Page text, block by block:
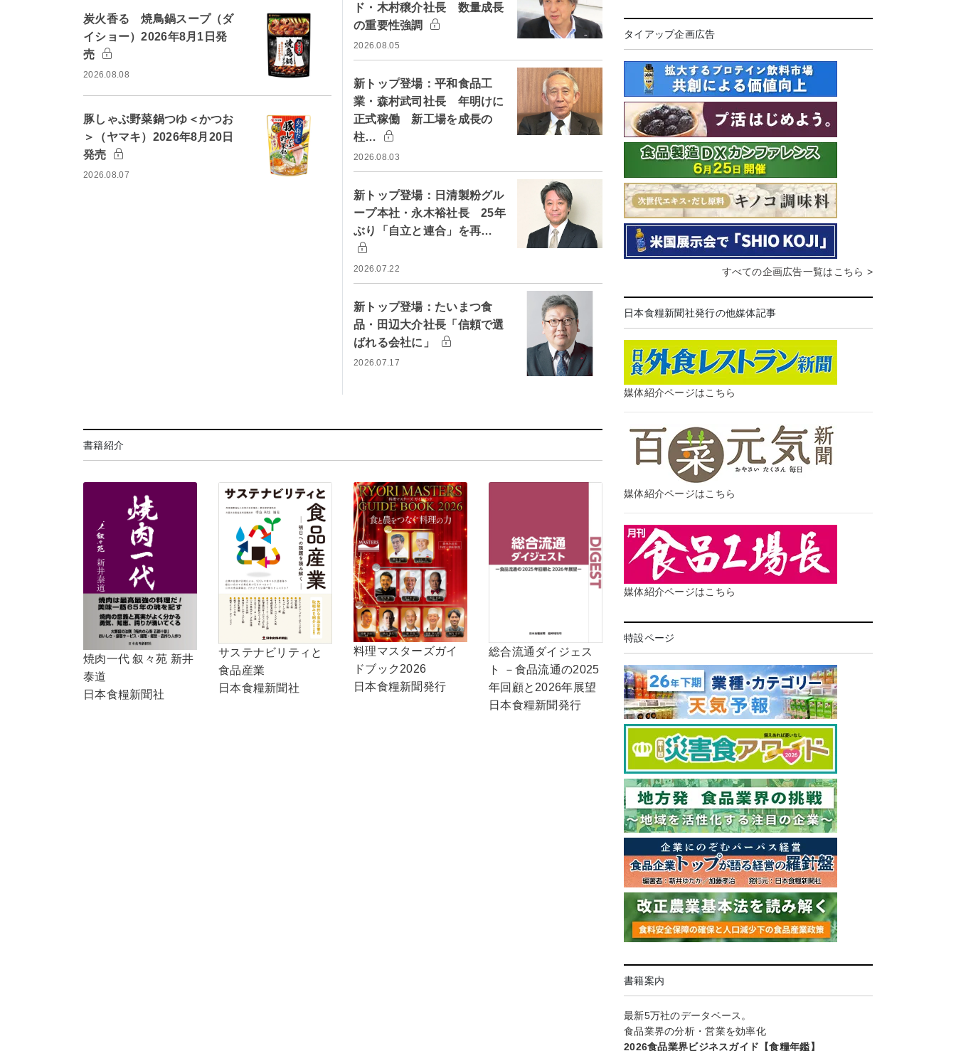
炭火香る 焼鳥鍋スープ（ダ
イショー）2026年8月1日発
売
2026.08.08
豚しゃぶ野菜鍋つゆ＜かつお
＞（ヤマキ）2026年8月20日
発売
2026.08.07
ド・木村穣介社長 数量成長
の重要性強調
2026.08.05
新トップ登場：平和食品工
業・森村武司社長 年明けに
正式稼働 新工場を成長の
柱…
2026.08.03
新トップ登場：日清製粉グル
ープ本社・永木裕社長 25年
ぶり「自立と連合」を再…
2026.07.22
新トップ登場：たいまつ食
品・田辺大介社長「信頼で選
ばれる会社に」
2026.07.17
書籍紹介
焼肉一代 叙々苑 新井
泰道
日本食糧新聞社
サステナビリティと
食品産業
日本食糧新聞社
料理マスターズガイ
ドブック2026
日本食糧新聞発行
総合流通ダイジェス
ト －食品流通の2025
年回顧と2026年展望
日本食糧新聞発行
タイアップ企画広告
すべての企画広告一覧はこちら >
日本食糧新聞社発行の他媒体記事
媒体紹介ページはこちら
媒体紹介ページはこちら
媒体紹介ページはこちら
特設ページ
書籍案内
最新5万社のデータベース。
食品業界の分析・営業を効率化
2026食品業界ビジネスガイド【食糧年鑑】